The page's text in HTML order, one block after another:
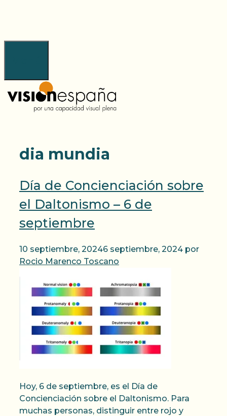
dia mundia
Día de Concienciación sobre
el Daltonismo – 6 de
septiembre
10 septiembre, 20246 septiembre, 2024 por
Rocio Marenco Toscano
Hoy, 6 de septiembre, es el Día de
Concienciación sobre el Daltonismo. Para
muchas personas, distinguir entre rojo y